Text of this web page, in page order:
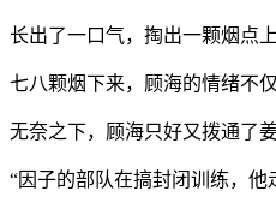
长出了一口气，掏出一颗烟点
七八颗烟下来，顾海的情绪不
无奈之下，顾海只好又拨通了
“因子的部队在搞封闭训练，他